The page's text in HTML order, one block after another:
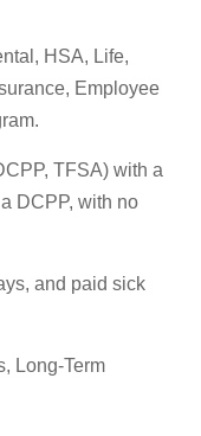
HSA, Life,
Employee
TFSA) with a
DCPP, with no
and paid sick
Long-Term